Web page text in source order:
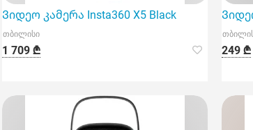
3 batteries in to
Ვიდეო კამერა Insta360 X5 Black
თბილისი
1 709 ₾ 249 ₾